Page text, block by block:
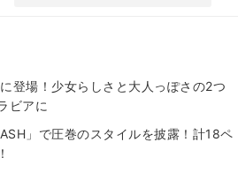
登場！少女らしさと大人っぽさの2つ
ビアに
」で圧巻のスタイルを披露！計18ペ